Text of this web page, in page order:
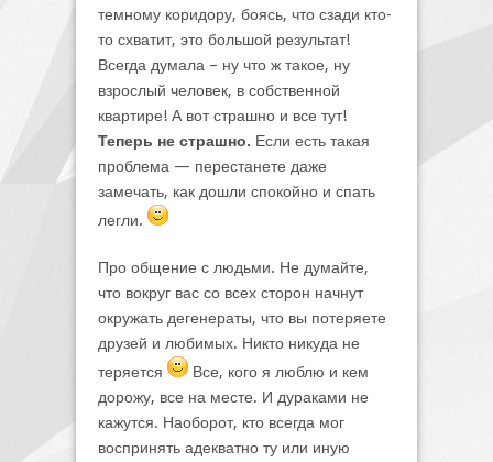
темному коридору, боясь, что сзади кто-
то схватит, это большой результат!
Всегда думала – ну что ж такое, ну
взрослый человек, в собственной
квартире! А вот страшно и все тут!
Теперь не страшно. Если есть такая
проблема — перестанете даже
замечать, как дошли спокойно и спать
легли.
Про общение с людьми. Не думайте,
что вокруг вас со всех сторон начнут
окружать дегенераты, что вы потеряете
друзей и любимых. Никто никуда не
теряется
Все, кого я люблю и кем
дорожу, все на месте. И дураками не
кажутся. Наоборот, кто всегда мог
воспринять адекватно ту или иную